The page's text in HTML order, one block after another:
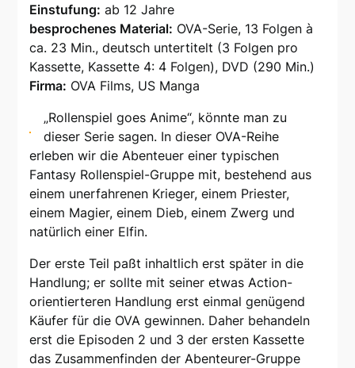
Einstufung: ab 12 Jahre
besprochenes Material: OVA-Serie, 13 Folgen à
ca. 23 Min., deutsch untertitelt (3 Folgen pro
Kassette, Kassette 4: 4 Folgen), DVD (290 Min.)
Firma: OVA Films, US Manga
„Rollenspiel goes Anime“, könnte man zu
dieser Serie sagen. In dieser OVA-Reihe
erleben wir die Abenteuer einer typischen
Fantasy Rollenspiel-Gruppe mit, bestehend aus
einem unerfahrenen Krieger, einem Priester,
einem Magier, einem Dieb, einem Zwerg und
natürlich einer Elfin.
Der erste Teil paßt inhaltlich erst später in die
Handlung; er sollte mit seiner etwas Action-
orientierteren Handlung erst einmal genügend
Käufer für die OVA gewinnen. Daher behandeln
erst die Episoden 2 und 3 der ersten Kassette
das Zusammenfinden der Abenteurer-Gruppe